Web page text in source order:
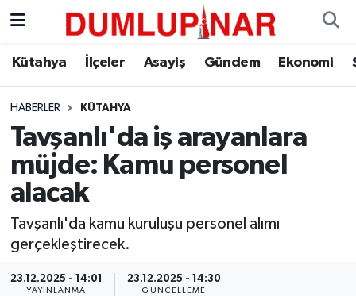
Kütahya İlçeler Asayiş Gündem Ekonomi
HABERLER KÜTAHYA
Tavşanlı'da iş arayanlara
müjde: Kamu personel
alacak
Tavşanlı'da kamu kuruluşu personel alımı
gerçekleştirecek.
23.12.2025 - 14:01
YAYINLANMA
23.12.2025 - 14:30
GÜNCELLEME
Asayiş
Diğer
Dünya
Eğitim
Ekonomi
Kütahya Hava Durumu
Kütahya Trafik Yoğunluk Haritası
Süper Lig Puan Durumu ve Fikstür
Tüm Manşetler
Son Dakika Haberleri